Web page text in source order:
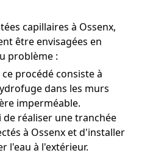
capillaires à Ossenx,
être envisagées en
problème :
ce procédé consiste à
dans les murs
imperméable.
de réaliser une tranchée
à Ossenx et d'installer
l'eau à l'extérieur.